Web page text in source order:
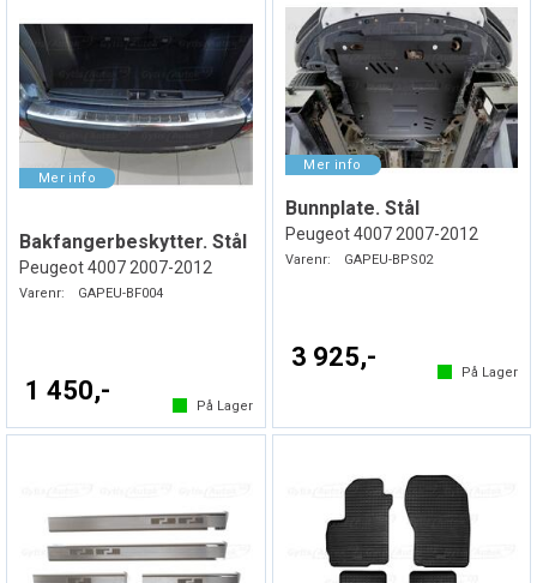
Bakfangerbeskytter. Stål
Peugeot 4007 2007-2012
Varenr: GAPEU-BF004
1 450,-
På Lager
Bunnplate. Stål
Peugeot 4007 2007-2012
Varenr: GAPEU-BPS02
3 925,-
På Lager